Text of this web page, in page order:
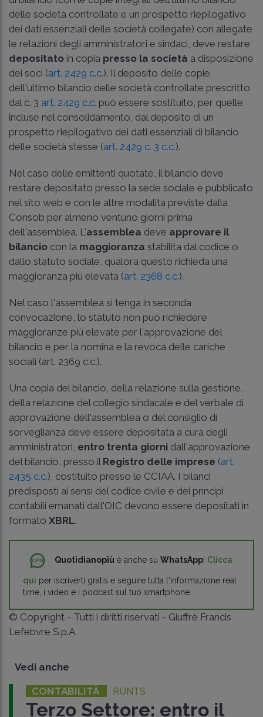
delle società controllate e un prospetto riepilogativo
dei dati essenziali delle società collegate) con allegate
le relazioni degli amministratori e sindaci, deve restare
depositato in copia presso la società a disposizione
dei soci (art. 2429 c.c.). Il deposito delle copie
dell'ultimo bilancio delle società controllate prescritto
dal c. 3 art. 2429 c.c. può essere sostituito, per quelle
incluse nel consolidamento, dal deposito di un
prospetto riepilogativo dei dati essenziali di bilancio
delle società stesse (art. 2429 c. 3 c.c.).
Nel caso delle emittenti quotate, il bilancio deve
restare depositato presso la sede sociale e pubblicato
nel sito web e con le altre modalità previste dalla
Consob per almeno ventuno giorni prima
dell'assemblea. L'assemblea deve approvare il
bilancio con la maggioranza stabilita dal codice o
dallo statuto sociale, qualora questo richieda una
maggioranza più elevata (art. 2368 c.c.).
Nel caso l'assemblea si tenga in seconda
convocazione, lo statuto non può richiedere
maggioranze più elevate per l'approvazione del
bilancio e per la nomina e la revoca delle cariche
sociali (art. 2369 c.c.).
Una copia del bilancio, della relazione sulla gestione,
della relazione del collegio sindacale e del verbale di
approvazione dell'assemblea o del consiglio di
sorveglianza deve essere depositata a cura degli
amministratori, entro trenta giorni dall'approvazione
del bilancio, presso il Registro delle imprese (art.
2435 c.c.), costituito presso le CCIAA. I bilanci
predisposti ai sensi del codice civile e dei principi
contabili emanati dall'OIC devono essere depositati in
formato XBRL.
Quotidianopiù è anche su WhatsApp! Clicca
qui per iscriverti gratis e seguire tutta l'informazione real
time, i video e i podcast sul tuo smartphone.
© Copyright - Tutti i diritti riservati - Giuffrè Francis
Lefebvre S.p.A.
Vedi anche
CONTABILITÀ RUNTS
Terzo Settore: entro il